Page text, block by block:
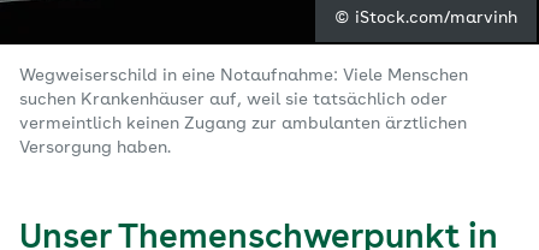
© iStock.com/marvinh
Wegweiserschild in eine Notaufnahme: Viele Menschen
suchen Krankenhäuser auf, weil sie tatsächlich oder
vermeintlich keinen Zugang zur ambulanten ärztlichen
Versorgung haben.
Unser Themenschwerpunkt in